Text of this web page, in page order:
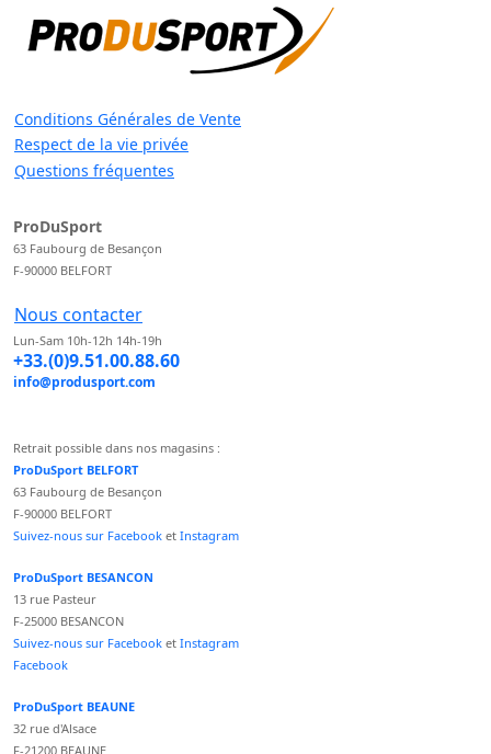
Conditions Générales de Vente
Respect de la vie privée
Questions fréquentes
ProDuSport
63 Faubourg de Besançon
F-90000 BELFORT
Nous contacter
Lun-Sam 10h-12h 14h-19h
+33.(0)9.51.00.88.60
info@produsport.com
Retrait possible dans nos magasins :
ProDuSport BELFORT
63 Faubourg de Besançon
F-90000 BELFORT
Suivez-nous sur Facebook et Instagram
ProDuSport BESANCON
13 rue Pasteur
F-25000 BESANCON
Suivez-nous sur Facebook et Instagram
Facebook
ProDuSport BEAUNE
32 rue d'Alsace
F-21200 BEAUNE